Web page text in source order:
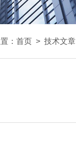
： 首页 > 技术文章